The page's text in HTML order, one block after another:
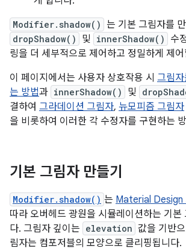
Modifier.shadow() 는 기본 그림자를
dropShadow() 및 innerShadow()
수
링을 더 세부적으로 제어하고 정밀하게 제
이 페이지에서는 사용자 상호작용 시 그림
는 방법과 innerShadow() 및
결하여 그라데이션 그림자, 뉴모피즘 그림자
을 비롯하여 이러한 각 수정자를 구현하는
기본 그림자 만들기
Modifier.shadow() 는 Material Design
따라 오버헤드 광원을 시뮬레이션하는 기본
다. 그림자 깊이는 elevation 값을 기반
림자는 컴포저블의 모양으로 클리핑됩니다.